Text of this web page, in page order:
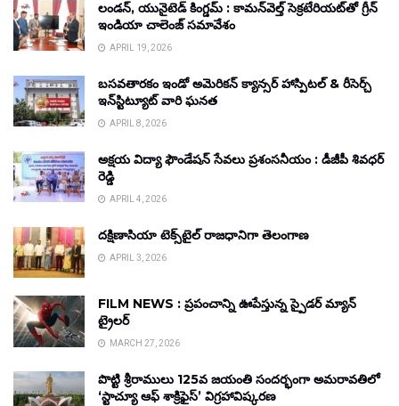
లండన్, యునైటెడ్ కింగ్డమ్ : కామన్‌వెల్త్ సెక్రటేరియట్‌తో గ్రీన్
ఇండియా చాలెంజ్ సమావేశం
APRIL 19, 2026
బసవతారకం ఇండో అమెరికన్ క్యాన్సర్ హాస్పిటల్ & రీసెర్చ్
ఇన్‌స్టిట్యూట్ వారి ఘనత
APRIL 8, 2026
అక్షయ విద్యా ఫౌండేషన్ సేవలు ప్రశంసనీయం : డీజీపీ శివధర్
రెడ్డి
APRIL 4, 2026
దక్షిణాసియా టెక్స్‌టైల్ రాజధానిగా తెలంగాణ
APRIL 3, 2026
FILM NEWS : ప్రపంచాన్ని ఊపేస్తున్న స్పైడర్ మ్యాన్
ట్రైలర్
MARCH 27, 2026
పొట్టి శ్రీరాములు 125వ జయంతి సందర్భంగా అమరావతిలో
‘స్టాచ్యూ ఆఫ్ శాక్రిఫైస్’ విగ్రహావిష్కరణ